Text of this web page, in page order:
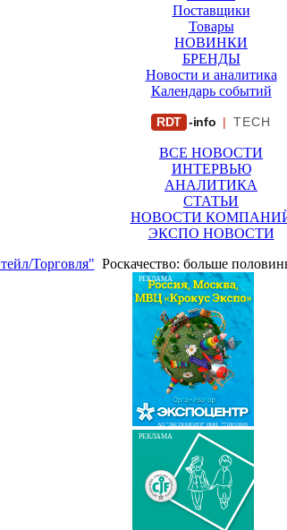
Поставщики
Товары
НОВИНКИ
БРЕНДЫ
Новости и аналитика
Календарь событий
RDT -info | TECH
ВСЕ НОВОСТИ
ИНТЕРВЬЮ
АНАЛИТИКА
СТАТЬИ
НОВОСТИ
ЭКСПО НОВОСТИ
Торговля" Роскачество: больше
РЕКЛАМА
АО "ЭКСПОЦЕНТР" ИНН: 7718033809
РЕКЛАМА